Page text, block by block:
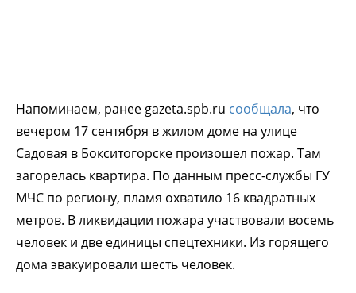
Напоминаем, ранее gazeta.spb.ru сообщала, что
вечером 17 сентября в жилом доме на улице
Садовая в Бокситогорске произошел пожар. Там
загорелась квартира. По данным пресс-службы ГУ
МЧС по региону, пламя охватило 16 квадратных
метров. В ликвидации пожара участвовали восемь
человек и две единицы спецтехники. Из горящего
дома эвакуировали шесть человек.